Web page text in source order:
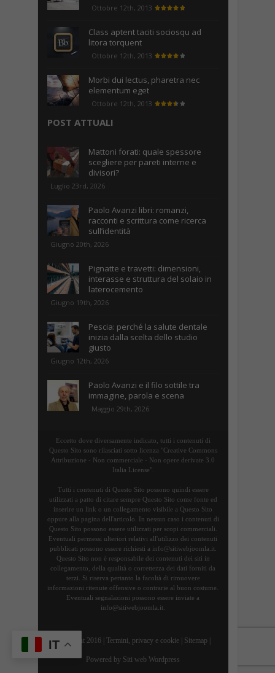
Ottobre 12th, 2013
Class aptent taciti sociosqu ad
litora torquent
Ottobre 12th, 2013
Morbi dui lectus, pharetra nec
elementum eget
Ottobre 12th, 2013
POST ATTUALI
Mattoni forati: quale spessore
scegliere per pareti interne e
divisori?
Luglio 23rd, 2026
Paolo Avanzi libri: romanzi,
racconti e scrittura come ricerca
sull’identità
Giugno 20th, 2026
Pignatte e travetti: dimensioni,
interasse e struttura del solaio in
laterocemento
Giugno 19th, 2026
Pescia: perché la salute dentale
inizia dalla scelta dello studio
giusto
Giugno 12th, 2026
Paolo Avanzi e il filo sottile tra
immagine, parola e scena
Maggio 29th, 2026
Eccetto dove diversamente indicato, tutti i contenuti di
Questo Sito sono rilasciati sotto licenza "Creative Commons
Attribuzione - Non commerciale - Non opere derivate 3.0
Italia License".
Tutti i contenuti di Questo Sito possono quindi essere
utilizzati a patto di citare sempre Questo Sito come fonte ed
inserire un link o un collegamento visibile a Questo Sito
oppure alla pagina dell'articolo. In nessun caso i contenuti di
Questo Sito possono essere utilizzati per scopi commerciali.
Eventuali permessi ulteriori relativi all'utilizzo dei contenuti
pubblicati possono essere richiesti a info@sitiwebjoomla.it.
Questo Sito non è responsabile dei contenuti dei siti in
collegamento, della qualità o correttezza dei dati forniti da
terzi. Si riserva pertanto la facoltà di rimuovere
informazioni ritenute offensive o contrarie al buon costume.
Eventuali segnalazioni possono essere inviate a
info@sitiwebjoomla.it.
Copyright 2016 | Termini, privacy e cookie | Sitemap |
Powered by Siti web Wordpress
IT